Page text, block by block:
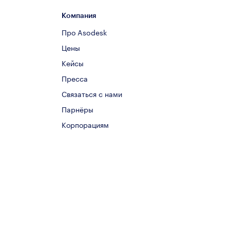
Компания
Про Asodesk
Цены
Кейсы
Пресса
Связаться с нами
Парнёры
Корпорациям